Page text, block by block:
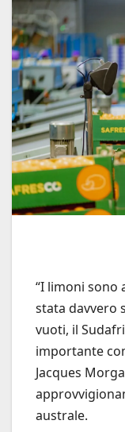
“I limoni sono
stata davvero
vuoti, il
importante
Jacques
australe.